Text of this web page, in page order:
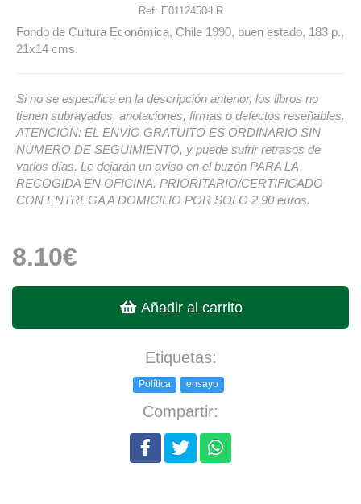
Ref: E0112450-LR
Fondo de Cultura Económica, Chile 1990, buen estado, 183 p.,
21x14 cms.
Si no se especifica en la descripción anterior, los libros no
tienen subrayados, anotaciones, firmas o defectos reseñables.
ATENCIÓN: EL ENVÍO GRATUITO ES ORDINARIO SIN
NÚMERO DE SEGUIMIENTO, y puede sufrir retrasos de
varios días. Le dejarán un aviso en el buzón PARA LA
RECOGIDA EN OFICINA. PRIORITARIO/CERTIFICADO
CON ENTREGA A DOMICILIO POR SOLO 2,90 euros.
8.10€
Añadir al carrito
Etiquetas:
Política ensayo
Compartir: